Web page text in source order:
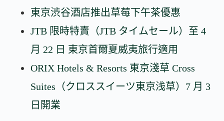
東京渋谷酒店推出草莓下午茶優惠
JTB 限時特賣（JTB タイムセール）至 4
月 22 日 東京首爾夏威夷旅行適用
ORIX Hotels & Resorts 東京淺草 Cross
Suites（クロススイーツ東京浅草）7 月 3
日開業